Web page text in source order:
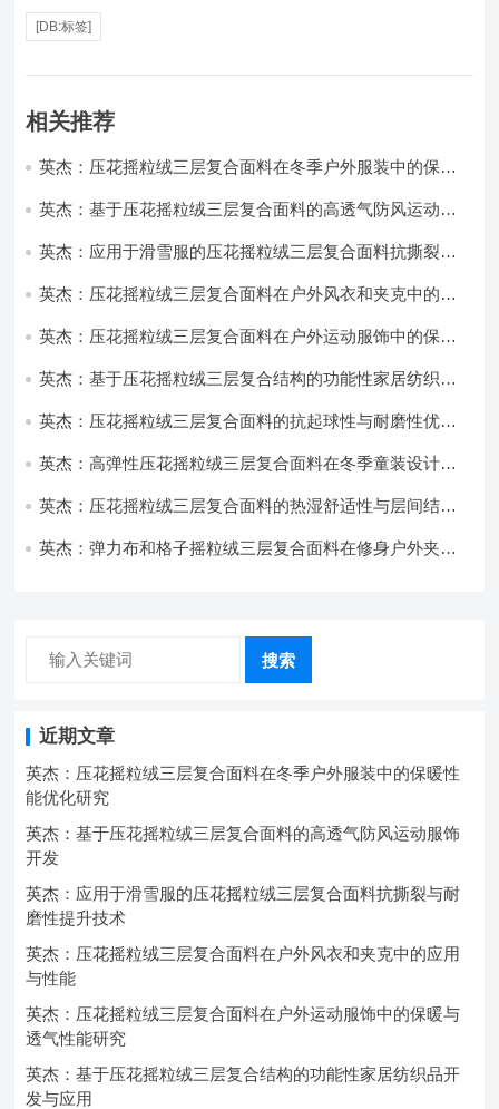
[DB:标签]
相关推荐
英杰：压花摇粒绒三层复合面料在冬季户外服装中的保暖
英杰：基于压花摇粒绒三层复合面料的高透气防风运动服
英杰：应用于滑雪服的压花摇粒绒三层复合面料抗撕裂与
英杰：压花摇粒绒三层复合面料在户外风衣和夹克中的应
英杰：压花摇粒绒三层复合面料在户外运动服饰中的保暖
英杰：基于压花摇粒绒三层复合结构的功能性家居纺织品
英杰：压花摇粒绒三层复合面料的抗起球性与耐磨性优化
英杰：高弹性压花摇粒绒三层复合面料在冬季童装设计中
英杰：压花摇粒绒三层复合面料的热湿舒适性与层间结合
英杰：弹力布和格子摇粒绒三层复合面料在修身户外夹克
搜索
近期文章
英杰：压花摇粒绒三层复合面料在冬季户外服装中的保暖性
能优化研究
英杰：基于压花摇粒绒三层复合面料的高透气防风运动服饰
开发
英杰：应用于滑雪服的压花摇粒绒三层复合面料抗撕裂与耐
磨性提升技术
英杰：压花摇粒绒三层复合面料在户外风衣和夹克中的应用
与性能
英杰：压花摇粒绒三层复合面料在户外运动服饰中的保暖与
透气性能研究
英杰：基于压花摇粒绒三层复合结构的功能性家居纺织品开
发与应用